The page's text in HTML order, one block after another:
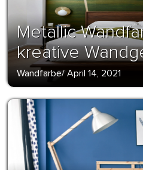
Metallic
kreative
Wandfarbe/April 14, 2021